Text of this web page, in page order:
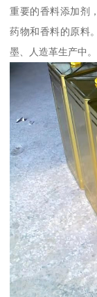
重要的香料添加剂
药物和香料的原料
墨、人造革生产中。